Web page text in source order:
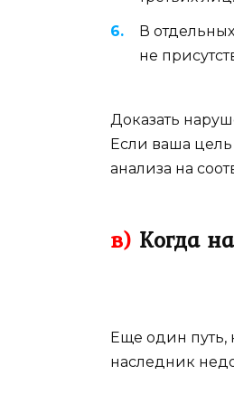
В
не
Доказать
Если ваша цель
анализа на
в) Когда
Еще один путь,
наследник